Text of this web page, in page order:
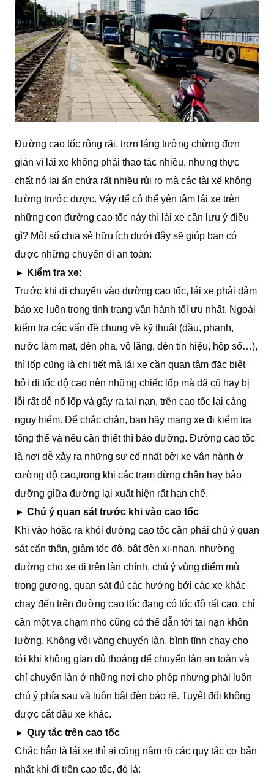
Đường cao tốc rộng rãi, trơn láng tưởng chừng đơn
giản vì lái xe không phải thao tác nhiều, nhưng thực
chất nó lại ẩn chứa rất nhiều rủi ro mà các tài xế không
lường trước được. Vậy để có thể yên tâm lái xe trên
những con đường cao tốc này thì lái xe cần lưu ý điều
gì? Một số chia sẻ hữu ích dưới đây sẽ giúp bạn có
được những chuyến đi an toàn:
► Kiểm tra xe:
Trước khi di chuyển vào đường cao tốc, lái xe phải đảm
bảo xe luôn trong tình trạng vận hành tối ưu nhất. Ngoài
kiểm tra các vấn đề chung về kỹ thuật (dầu, phanh,
nước làm mát, đèn pha, vô lăng, đèn tín hiệu, hộp số…),
thì lốp cũng là chi tiết mà lái xe cần quan tâm đặc biệt
bởi đi tốc độ cao nên những chiếc lốp mà đã cũ hay bị
lỗi rất dễ nổ lốp và gây ra tai nạn, trên cao tốc lại càng
nguy hiểm. Để chắc chắn, bạn hãy mang xe đi kiểm tra
tổng thể và nếu cần thiết thì bảo dưỡng. Đường cao tốc
là nơi dễ xảy ra những sự cố nhất bởi xe vận hành ở
cường độ cao,trong khi các trạm dừng chân hay bảo
dưỡng giữa đường lại xuất hiện rất hạn chế.
► Chú ý quan sát trước khi vào cao tốc
Khi vào hoặc ra khỏi đường cao tốc cần phải chú ý quan
sát cẩn thận, giảm tốc độ, bật đèn xi-nhan, nhường
đường cho xe đi trên làn chính, chú ý vùng điểm mù
trong gương, quan sát đủ các hướng bởi các xe khác
chạy đến trên đường cao tốc đang có tốc độ rất cao, chỉ
cần một va chạm nhỏ cũng có thể dẫn tới tai nạn khôn
lường. Không vội vàng chuyển làn, bình tĩnh chạy cho
tới khi không gian đủ thoáng để chuyển làn an toàn và
chỉ chuyển làn ở những nơi cho phép nhưng phải luôn
chú ý phía sau và luôn bật đèn báo rẽ. Tuyệt đối không
được cắt đầu xe khác.
► Quy tắc trên cao tốc
Chắc hẳn là lái xe thì ai cũng nắm rõ các quy tắc cơ bản
nhất khi đi trên cao tốc, đó là: